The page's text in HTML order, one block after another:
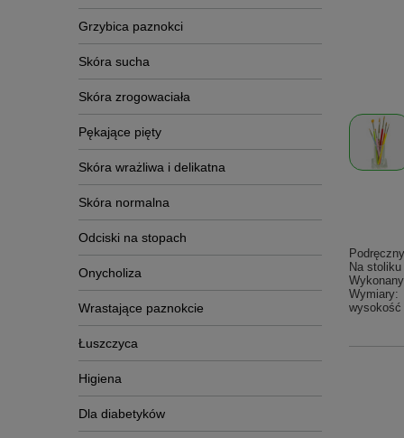
Grzybica paznokci
Skóra sucha
Skóra zrogowaciała
Pękające pięty
Skóra wrażliwa i delikatna
Skóra normalna
Odciski na stopach
Onycholiza
Wrastające paznokcie
Łuszczyca
Higiena
Dla diabetyków
Na
Wymiary: